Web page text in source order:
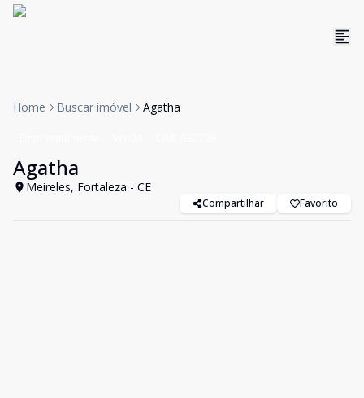
Home Buscar imóvel Agatha
Agatha
Meireles, Fortaleza - CE
Compartilhar Favorito